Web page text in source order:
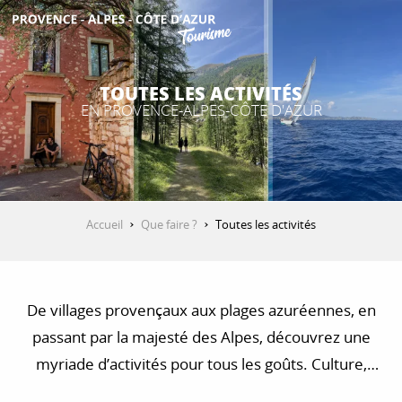
Aller
au
contenu
principal
DÉCOUVRIR
QUE FAIRE ?
SÉJOURNER
TOUTES LES ACTIVITÉS
EN PROVENCE-ALPES-CÔTE D'AZUR
Accueil Que faire ? Toutes les activités
De villages provençaux aux plages azuréennes, en
passant par la majesté des Alpes, découvrez une
myriade d’activités pour tous les goûts. Culture,